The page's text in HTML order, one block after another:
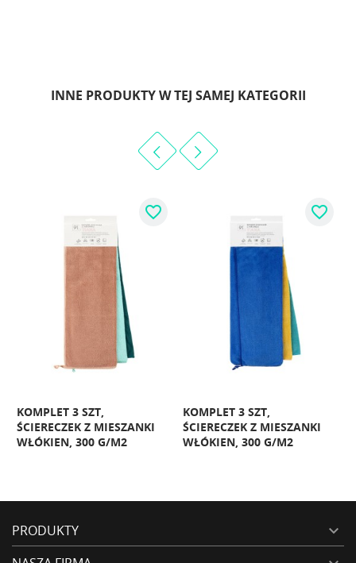
INNE PRODUKTY W TEJ SAMEJ KATEGORII
KOMPLET 3 SZT,
ŚCIERECZEK Z MIESZANKI
WŁÓKIEN, 300 G/M2
favorite_border
KOMPLET 3 SZT,
ŚCIERECZEK Z MIESZANKI
WŁÓKIEN, 300 G/M2
favorite_border
PRODUKTY 